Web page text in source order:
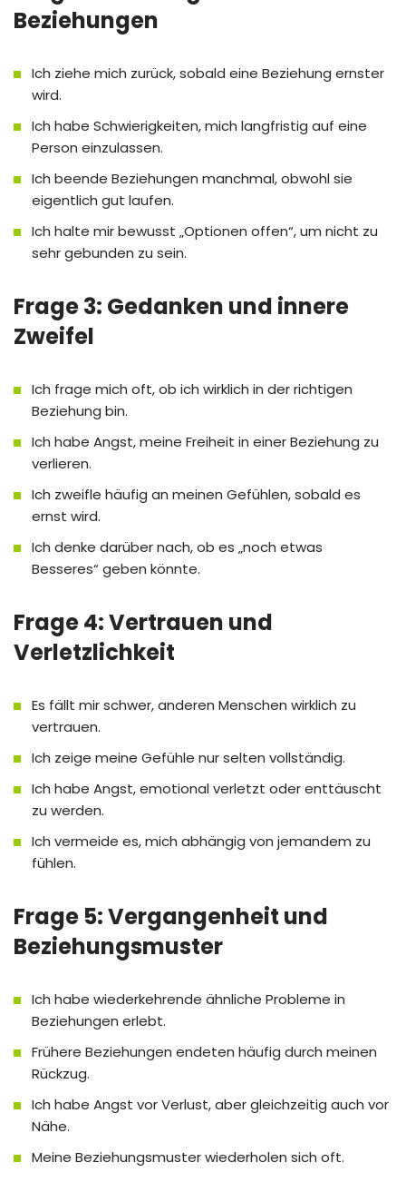
Beziehungen
Ich ziehe mich zurück, sobald eine Beziehung ernster
wird.
Ich habe Schwierigkeiten, mich langfristig auf eine
Person einzulassen.
Ich beende Beziehungen manchmal, obwohl sie
eigentlich gut laufen.
Ich halte mir bewusst „Optionen offen“, um nicht zu
sehr gebunden zu sein.
Frage 3: Gedanken und innere
Zweifel
Ich frage mich oft, ob ich wirklich in der richtigen
Beziehung bin.
Ich habe Angst, meine Freiheit in einer Beziehung zu
verlieren.
Ich zweifle häufig an meinen Gefühlen, sobald es
ernst wird.
Ich denke darüber nach, ob es „noch etwas
Besseres“ geben könnte.
Frage 4: Vertrauen und
Verletzlichkeit
Es fällt mir schwer, anderen Menschen wirklich zu
vertrauen.
Ich zeige meine Gefühle nur selten vollständig.
Ich habe Angst, emotional verletzt oder enttäuscht
zu werden.
Ich vermeide es, mich abhängig von jemandem zu
fühlen.
Frage 5: Vergangenheit und
Beziehungsmuster
Ich habe wiederkehrende ähnliche Probleme in
Beziehungen erlebt.
Frühere Beziehungen endeten häufig durch meinen
Rückzug.
Ich habe Angst vor Verlust, aber gleichzeitig auch vor
Nähe.
Meine Beziehungsmuster wiederholen sich oft.